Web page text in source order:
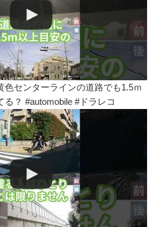
色センターラインの道路でも1.5ｍ
る？ #automobile #ドラレコ